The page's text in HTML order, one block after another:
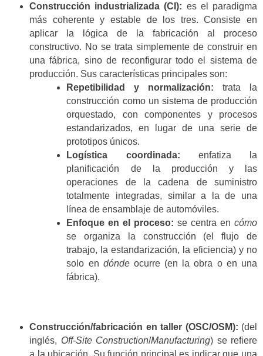
Construcción industrializada (CI): es el paradigma
más coherente y estable de los tres. Consiste en
aplicar la lógica de la fabricación al proceso
constructivo. No se trata simplemente de construir en
una fábrica, sino de reconfigurar todo el sistema de
producción. Sus características principales son:
Repetibilidad y normalización: trata la
construcción como un sistema de producción
orquestado, con componentes y procesos
estandarizados, en lugar de una serie de
prototipos únicos.
Logística coordinada: enfatiza la
planificación de la producción y las
operaciones de la cadena de suministro
totalmente integradas, similar a la de una
línea de ensamblaje de automóviles.
Enfoque en el proceso: se centra encómo
se organiza la construcción (el flujo de
trabajo, la estandarización, la eficiencia) y no
solo en dóndeocurre (en la obra o en una
fábrica).
Construcción/fabricación en taller (OSC/OSM): (del
inglés, Off-Site Construction/Manufacturing) se refiere
a la ubicación. Su función principal es indicar que una